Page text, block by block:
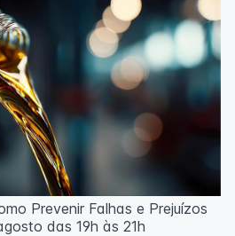
Prevenir Falhas e Prejuízos
das 19h às 21h